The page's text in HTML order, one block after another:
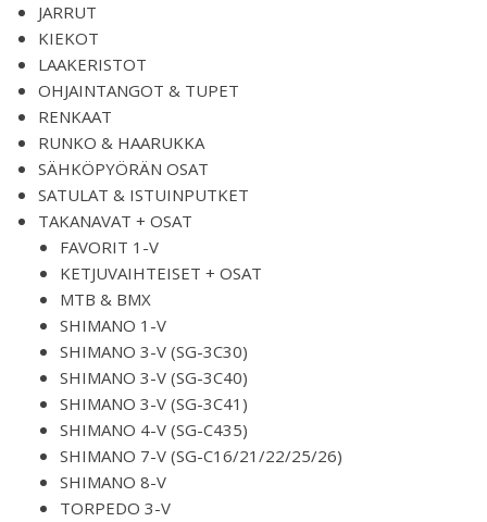
JARRUT
KIEKOT
LAAKERISTOT
OHJAINTANGOT & TUPET
RENKAAT
RUNKO & HAARUKKA
SÄHKÖPYÖRÄN OSAT
SATULAT & ISTUINPUTKET
TAKANAVAT + OSAT
FAVORIT 1-V
KETJUVAIHTEISET + OSAT
MTB & BMX
SHIMANO 1-V
SHIMANO 3-V (SG-3C30)
SHIMANO 3-V (SG-3C40)
SHIMANO 3-V (SG-3C41)
SHIMANO 4-V (SG-C435)
SHIMANO 7-V (SG-C16/21/22/25/26)
SHIMANO 8-V
TORPEDO 3-V